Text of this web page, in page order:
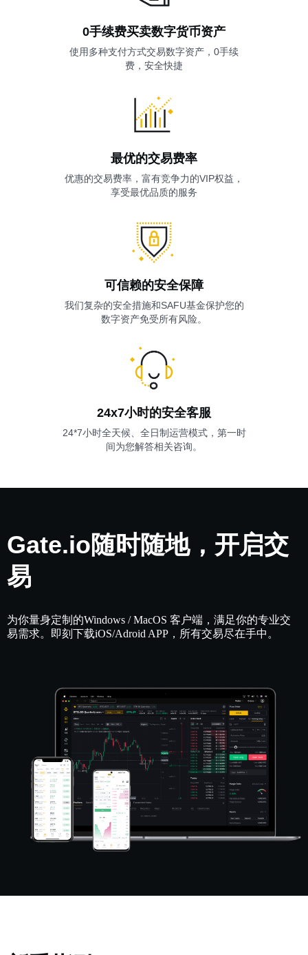
0手续费买卖数字货币资产
使用多种支付方式交易数字资产，0手续
费，安全快捷
最优的交易费率
优惠的交易费率，富有竞争力的VIP权益，
享受最优品质的服务
可信赖的安全保障
我们复杂的安全措施和SAFU基金保护您的
数字资产免受所有风险。
24x7小时的安全客服
24*7小时全天候、全日制运营模式，第一时
间为您解答相关咨询。
Gate.io随时随地，开启交
易
为你量身定制的Windows / MacOS 客户端，满足你的专业交
易需求。即刻下载iOS/Adroid APP，所有交易尽在手中。